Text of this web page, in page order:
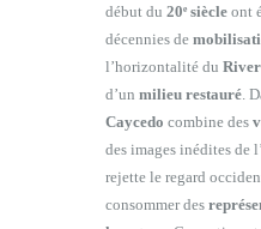
début du 20ᵉ siècleont
décennies de
l’horizontalité du
d’un milieu restauré.
Caycedo combine des
des images inédites de l’
rejette le regard
consommer des